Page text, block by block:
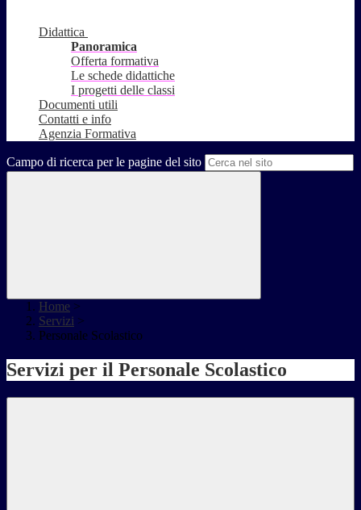
Didattica
Panoramica
Offerta formativa
Le schede didattiche
I progetti delle classi
Documenti utili
Contatti e info
Agenzia Formativa
Campo di ricerca per le pagine del sito
Home >
Servizi >
Personale Scolastico
Servizi per il Personale Scolastico